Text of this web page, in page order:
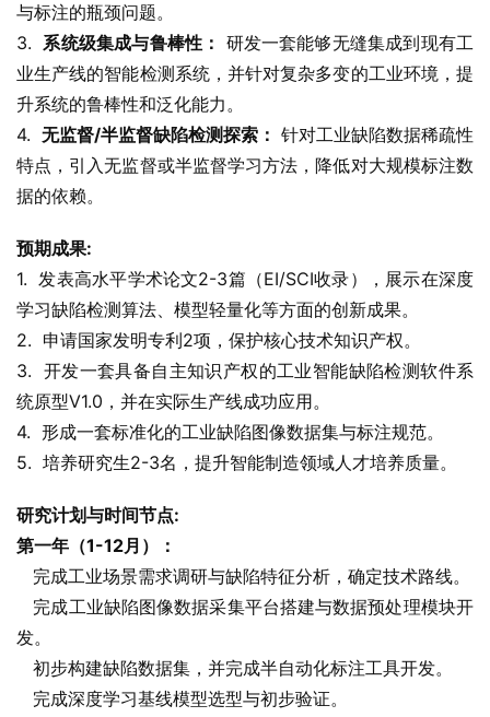
与标注的瓶颈问题。
3. 系统级集成与鲁棒性： 研发一套能够无缝集成到现有工
业生产线的智能检测系统，并针对复杂多变的工业环境，提
升系统的鲁棒性和泛化能力。
4. 无监督/半监督缺陷检测探索： 针对工业缺陷数据稀疏性
特点，引入无监督或半监督学习方法，降低对大规模标注数
据的依赖。
预期成果:
1.  发表高水平学术论文2-3篇（EI/SCI收录），展示在深度
学习缺陷检测算法、模型轻量化等方面的创新成果。
2.  申请国家发明专利2项，保护核心技术知识产权。
3.  开发一套具备自主知识产权的工业智能缺陷检测软件系
统原型V1.0，并在实际生产线成功应用。
4.  形成一套标准化的工业缺陷图像数据集与标注规范。
5.  培养研究生2-3名，提升智能制造领域人才培养质量。
研究计划与时间节点:
第一年（1-12月）：
   完成工业场景需求调研与缺陷特征分析，确定技术路线。
发。
   初步构建缺陷数据集，并完成半自动化标注工具开发。
   完成深度学习基线模型选型与初步验证。